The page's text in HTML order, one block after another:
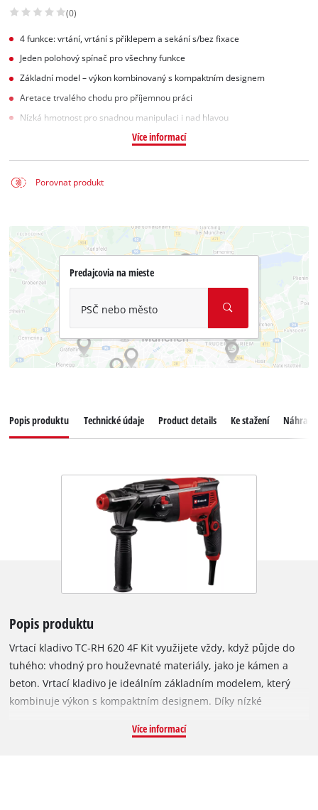
(0)
4 funkce: vrtání, vrtání s příklepem a sekání s/bez fixace
Jeden polohový spínač pro všechny funkce
Základní model – výkon kombinovaný s kompaktním designem
Aretace trvalého chodu pro příjemnou práci
Nízká hmotnost pro snadnou manipulaci i nad hlavou
Více informací
Porovnat produkt
Predajcovia na mieste
PSČ nebo město
Popis produktu Technické údaje Product details Ke stažení
Popis produktu
Vrtací kladivo TC-RH 620 4F Kit využijete vždy, když půjde do
tuhého: vhodný pro houževnaté materiály, jako je kámen a
beton. Vrtací kladivo je ideálním základním modelem, který
kombinuje výkon s kompaktním designem. Díky nízké
stropu. TC-RH 620 4F Kit je výkonný všestranný stroj se čtyřmi
Více informací